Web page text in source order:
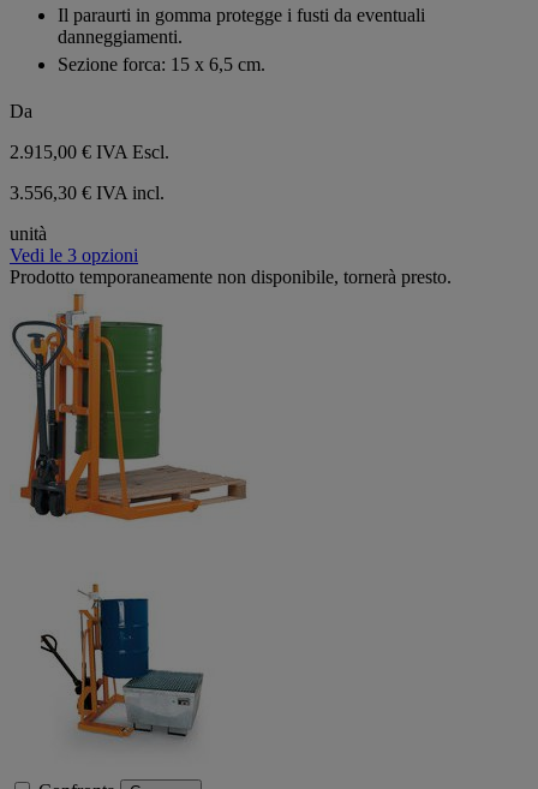
Il paraurti in gomma protegge i fusti da eventuali
danneggiamenti.
Sezione forca: 15 x 6,5 cm.
Da
2.915,00 € IVA Escl.
3.556,30 € IVA incl.
unità
Vedi le 3 opzioni
Prodotto temporaneamente non disponibile, tornerà presto.